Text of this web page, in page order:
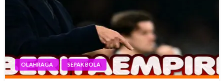
OLAHRAGA SEPAK BOLA